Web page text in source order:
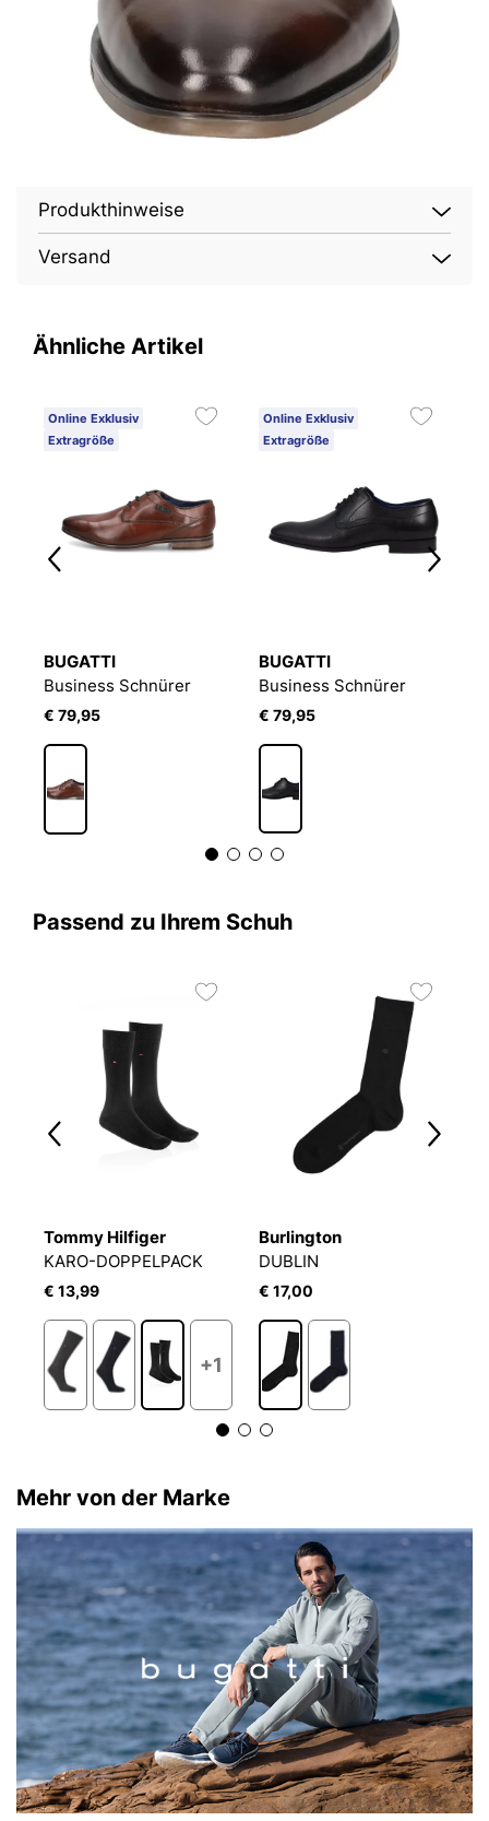
Produkthinweise
Versand
Ähnliche Artikel
Online Exklusiv
Extragröße
BUGATTI
Business Schnürer
€ 79,95
Online Exklusiv
Extragröße
BUGATTI
Business Schnürer
€ 79,95
Passend zu Ihrem Schuh
Tommy Hilfiger
KARO-DOPPELPACK
€ 13,99
+1
Burlington
DUBLIN
€ 17,00
Mehr von der Marke